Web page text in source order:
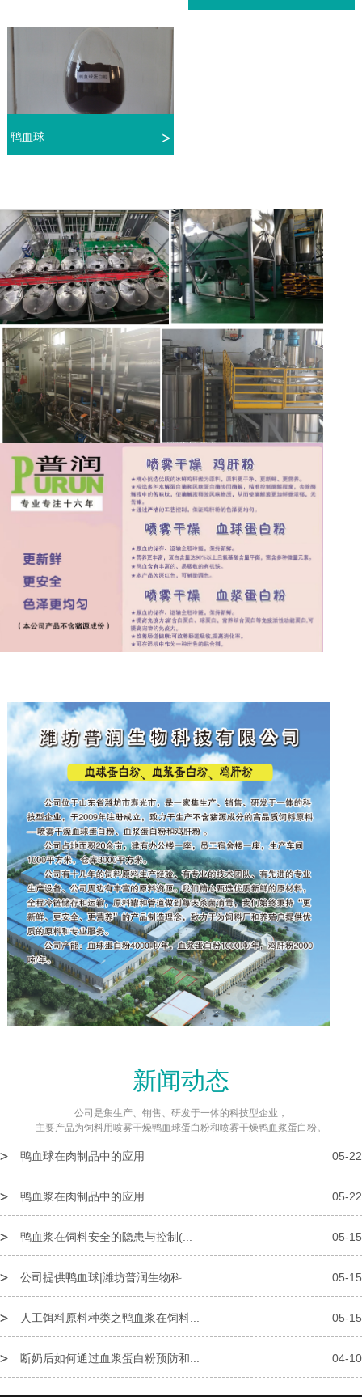
鸭血球
新闻动态
公司是集生产、销售、研发于一体的科技型企业，
主要产品为饲料用喷雾干燥鸭血球蛋白粉和喷雾干燥鸭血浆蛋白粉。
鸭血球在肉制品中的应用 05-22
鸭血浆在肉制品中的应用 05-22
鸭血浆在饲料安全的隐患与控制(... 05-15
公司提供鸭血球|潍坊普润生物科... 05-15
人工饵料原料种类之鸭血浆在饲料... 05-15
断奶后如何通过血浆蛋白粉预防和... 04-10